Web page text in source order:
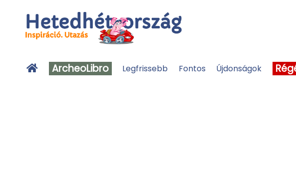
ArcheoLibro Legfrissebb Fontos Újdonságok